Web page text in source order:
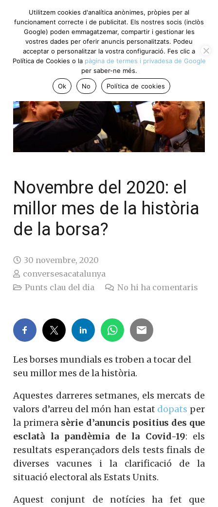
Novembre del 2020: el
millor mes de la història
de la borsa?
30 novembre, 2020
conversesacatalunya
Punts clau del dia
No hi ha comentaris
Les borses mundials es troben a tocar del
seu millor mes de la història.
Aquestes darreres setmanes, els mercats de
valors d’arreu del món han estat dopats per
la primera sèrie d’anuncis positius des que
esclatà la pandèmia de la Covid-19: els
resultats esperançadors dels tests finals de
diverses vacunes i la clarificació de la
situació electoral als Estats Units.
Aquest conjunt de notícies ha fet que
Utilitzem cookies d'analítica anònimes, pròpies per al
funcionament correcte i de publicitat. Els nostres socis (inclòs
Google) poden emmagatzemar, compartir i gestionar les
vostres dades per oferir anuncis personalitzats. Podeu
acceptar o personalitzar la vostra configuració. Fes clic a
Política de Cookies o la pàgina de termes i privadesa de Google
per saber-ne més.
Ok
No Política de cookies